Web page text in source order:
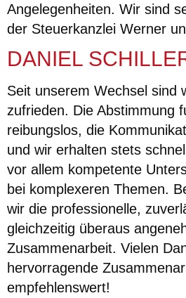
Angelegenheiten. Wir sind
der Steuerkanzlei Werner
DANIEL
Seit unserem Wechsel sind
zufrieden. Die Abstimmung
reibungslos, die
und wir erhalten stets
vor allem kompetente
bei komplexeren Themen.
wir die professionelle,
gleichzeitig überaus
Zusammenarbeit. Vielen
hervorragende
empfehlenswert!